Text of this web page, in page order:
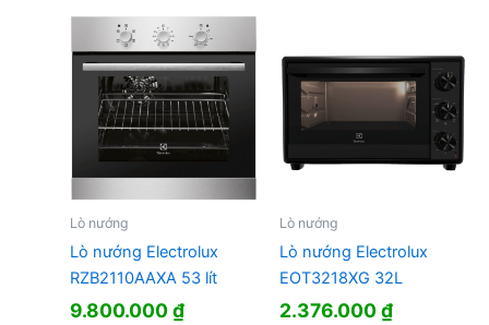
Lò nướng
Lò nướng Electrolux
RZB2110AAXA 53 lít
9.800.000₫
Lò nướng
Lò nướng Electrolux
EOT3218XG 32L
2.376.000₫